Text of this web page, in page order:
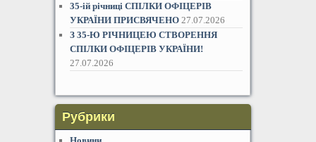
35-ій річниці СПІЛКИ ОФІЦЕРІВ
УКРАЇНИ ПРИСВЯЧЕНО 27.07.2026
З 35-Ю РІЧНИЦЕЮ СТВОРЕННЯ
СПІЛКИ ОФІЦЕРІВ УКРАЇНИ!
27.07.2026
Рубрики